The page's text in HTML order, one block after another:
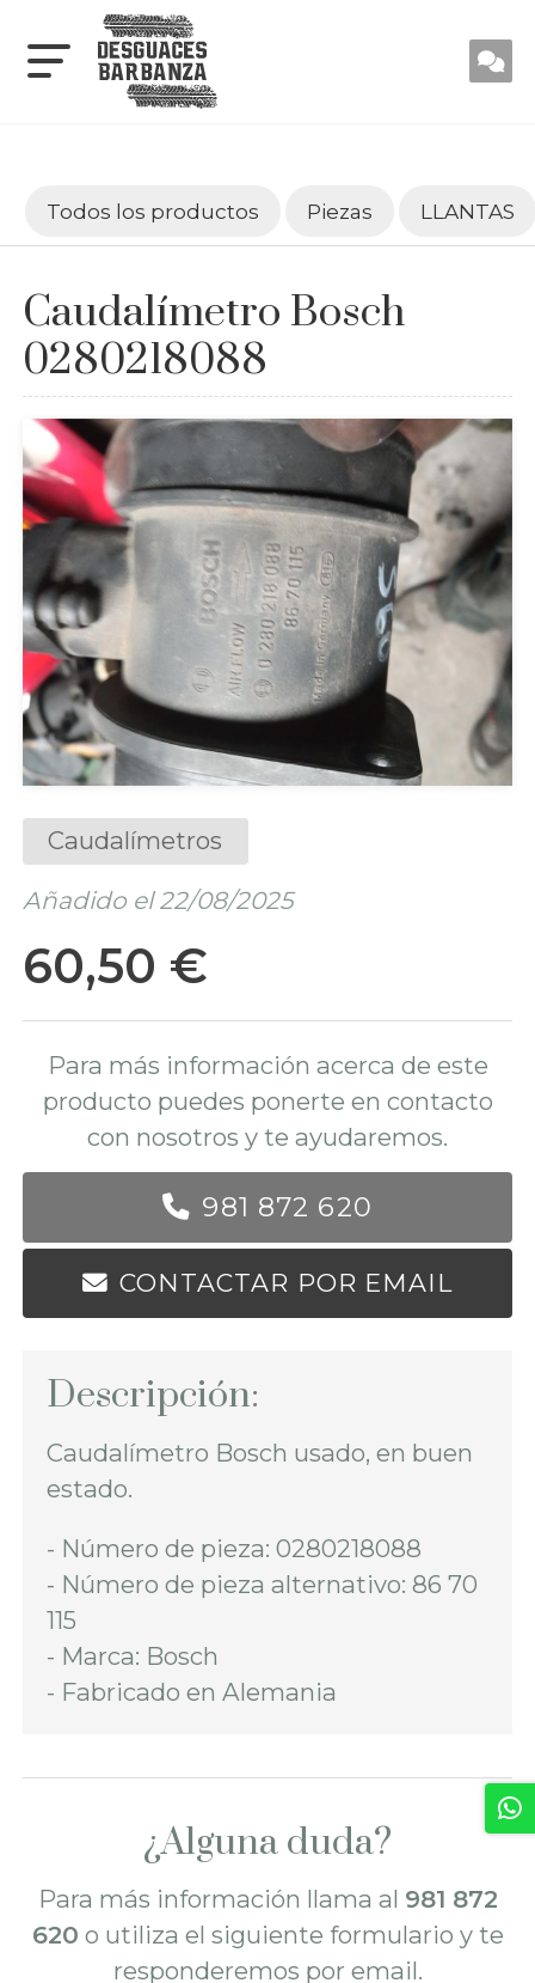
Todos los productos Piezas LLANTAS
Caudalímetro Bosch
0280218088
Caudalímetros
Añadido el 22/08/2025
60,50 €
Para más información acerca de este
producto puedes ponerte en contacto
con nosotros y te ayudaremos.
981 872 620
CONTACTAR POR EMAIL
Descripción:
Caudalímetro Bosch usado, en buen
estado.
- Número de pieza: 0280218088
- Número de pieza alternativo: 86 70
115
- Marca: Bosch
- Fabricado en Alemania
¿Alguna duda?
Para más información llama al 981 872
620 o utiliza el siguiente formulario y te
responderemos por email.